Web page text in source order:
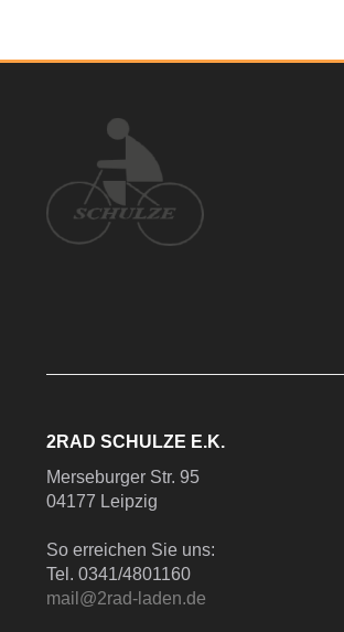
2RAD SCHULZE E.K.
Merseburger Str. 95
04177 Leipzig
So erreichen Sie uns:
Tel. 0341/4801160
mail@2rad-laden.de